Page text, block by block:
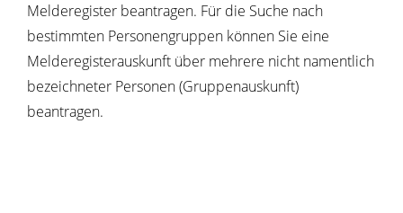
Melderegister beantragen. Für die Suche nach
bestimmten Personengruppen können Sie eine
Melderegisterauskunft über mehrere nicht namentlich
bezeichneter Personen (Gruppenauskunft)
beantragen.